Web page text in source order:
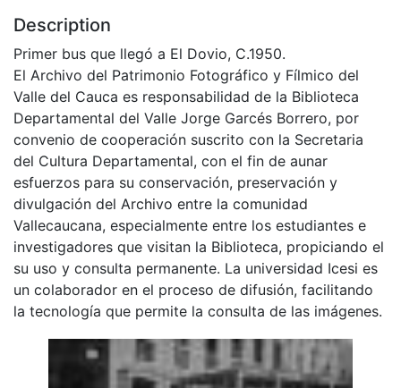
Description
Primer bus que llegó a El Dovio, C.1950.
El Archivo del Patrimonio Fotográfico y Fílmico del
Valle del Cauca es responsabilidad de la Biblioteca
Departamental del Valle Jorge Garcés Borrero, por
convenio de cooperación suscrito con la Secretaria
del Cultura Departamental, con el fin de aunar
esfuerzos para su conservación, preservación y
divulgación del Archivo entre la comunidad
Vallecaucana, especialmente entre los estudiantes e
investigadores que visitan la Biblioteca, propiciando el
su uso y consulta permanente. La universidad Icesi es
un colaborador en el proceso de difusión, facilitando
la tecnología que permite la consulta de las imágenes.